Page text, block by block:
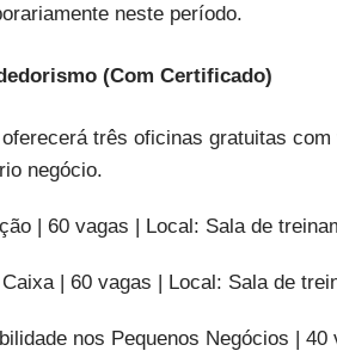
neste período.
(Com Certificado)
três oficinas gratuitas
negócio.
| 60 vagas | Local: Sala de
| 60 vagas | Local: Sala de
nos Pequenos Negócios |